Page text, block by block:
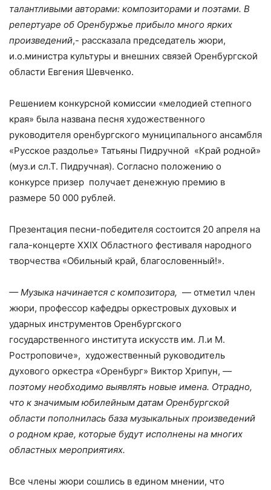
талантливыми авторами: композиторами и поэтами. В
репертуаре об Оренбуржье прибыло много ярких
произведений,- рассказала председатель жюри,
и.о.министра культуры и внешних связей Оренбургской
области Евгения Шевченко.
Решением конкурсной комиссии «мелодией степного
края» была названа песня художественного
руководителя оренбургского муниципального ансамбля
«Русское раздолье» Татьяны Пидручной «Край родной»
(муз.и сл.Т. Пидручная). Согласно положению о
конкурсе призер получает денежную премию в
размере 50 000 рублей.
Презентация песни-победителя состоится 20 апреля на
гала-концерте XXIX Областного фестиваля народного
творчества «Обильный край, благословенный!».
— Музыка начинается с композитора, — отметил член
жюри, профессор кафедры оркестровых духовых и
ударных инструментов Оренбургского
государственного института искусств им. Л.и М.
Ростроповиче», художественный руководитель
духового оркестра «Оренбург» Виктор Хрипун, —
поэтому необходимо выявлять новые имена. Отрадно,
что к значимым юбилейным датам Оренбургской
области пополнилась база музыкальных произведений
о родном крае, которые будут исполнены на многих
областных мероприятиях.
Все члены жюри сошлись в едином мнении, что